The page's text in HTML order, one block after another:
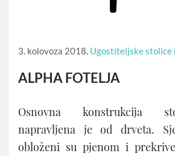
3. kolovoza 2018. Ugostiteljske stolice
ALPHA FOTELJA
Osnovna konstrukcija
napravljena je od drveta.
obloženi su pjenom i